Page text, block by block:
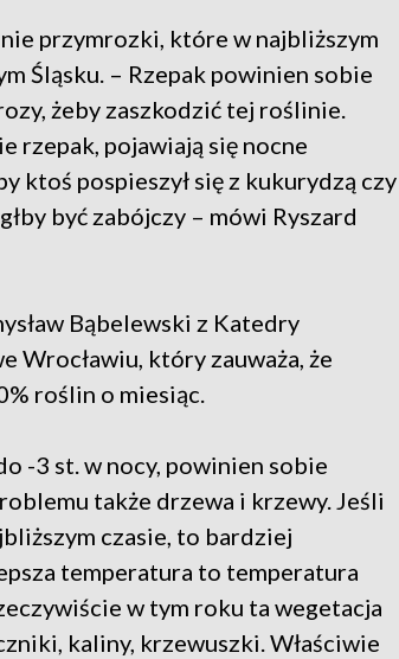
przymrozki, które w najbliższym
Śląsku. – Rzepak powinien sobie
żeby zaszkodzić tej roślinie.
rzepak, pojawiają się nocne
ktoś pospieszył się z kukurydzą czy
być zabójczy – mówi Ryszard
Bąbelewski z Katedry
który zauważa, że
roślin o miesiąc.
-3 st. w nocy, powinien sobie
także drzewa i krzewy. Jeśli
czasie, to bardziej
temperatura to temperatura
w tym roku ta wegetacja
kaliny, krzewuszki. Właściwie